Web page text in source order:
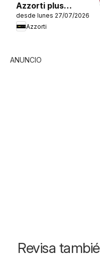
Azzorti plus
catálogo -
Campaña 12
desde lunes 27/07/2026
Azzorti
ANUNCIO
Revisa